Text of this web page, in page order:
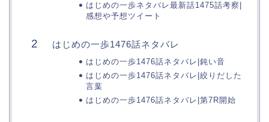
はじめの一歩ネタバレ最新話1475話考察|
感想や予想ツイート
はじめの一歩1476話ネタバレ
はじめの一歩1476話ネタバレ|鈍い音
はじめの一歩1476話ネタバレ|絞りだした
言葉
はじめの一歩1476話ネタバレ|第7R開始